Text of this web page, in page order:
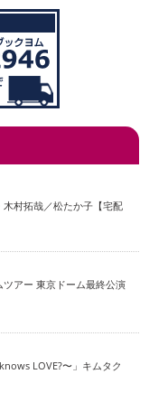
村拓哉／松たか子【宅配
アー 東京ドーム最終公演
LOVE?〜」キムタク